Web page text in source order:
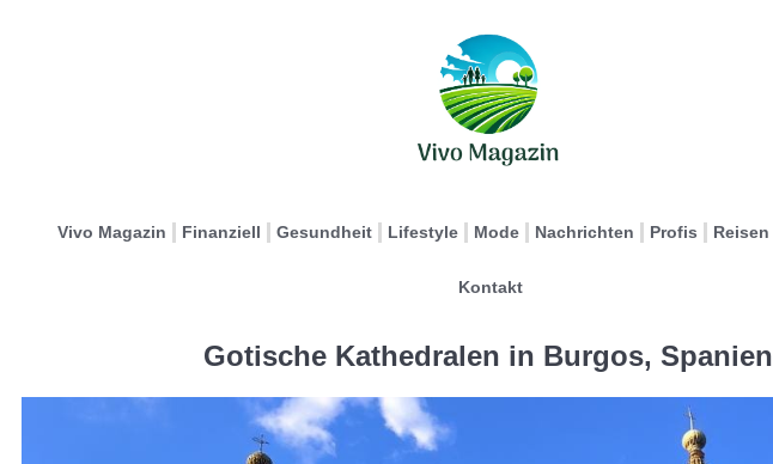
Vivo Magazin Finanziell Gesundheit Lifestyle Mode Nachrichten Profis Reisen
Kontakt
Gotische Kathedralen in Burgos, Spanien